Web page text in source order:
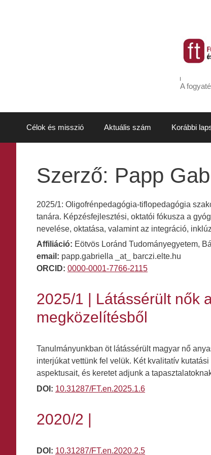
A
Célok és misszió Aktuális szám Korábbi
Szerző: Papp
2025/1: Oligofrénpedagógia-tiflopedagógia
tanára. Képzésfejlesztési, oktatói fókusza a
nevelése, oktatása, valamint az integráció,
Affiliáció: Eötvös Loránd Tudományegyetem,
email: papp.gabriella _at_ barczi.elte.hu
ORCID: 0000-0001-7766-2115
2025/1 | Látássérült nők
megközelítésből
Tanulmányunkban öt látássérült magyar nő
interjúkat vettünk fel velük. Két kvalitatív
aspektusait, és keretet adjunk a
DOI: 10.31287/FT.en.2025.1.6
2020/2 |
DOI: 10.31287/FT.en.2020.2.5